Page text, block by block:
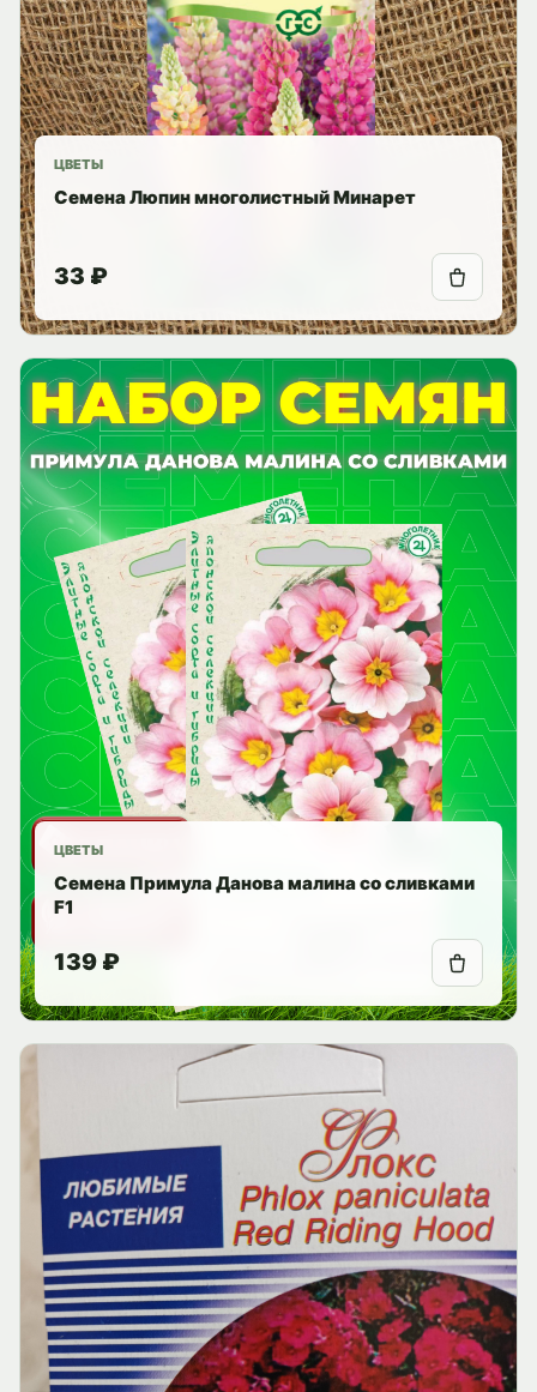
ЦВЕТЫ
Семена Люпин многолистный Минарет
33 ₽
ЦВЕТЫ
Семена Примула Данова малина со сливками
F1
139 ₽